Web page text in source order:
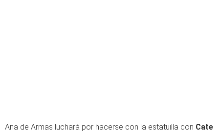
Ana de Armas luchará por hacerse con la estatuilla con Cate